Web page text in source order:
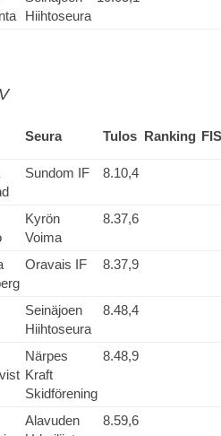
Hiihtoseura
Seura Tulos Ranking FIS
Sundom IF 8.10,4
Kyrön
Voima
8.37,6
Oravais IF 8.37,9
Seinäjoen
Hiihtoseura
8.48,4
Närpes
Kraft
Skidförening
8.48,9
Alavuden
8.59,6